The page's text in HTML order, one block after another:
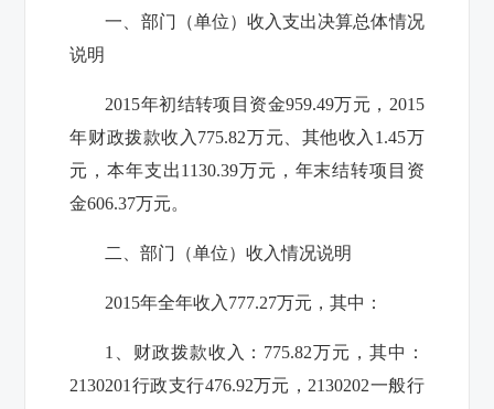
一、部门（单位）收入支出决算总体情况
说明
2015年初结转项目资金959.49万元， 2015
年财政拨款收入 775.82万元、其他收入 1.45万
元，本年支出1130.39万元，年末结转项目资
金606.37万元。
二、部门（单位）收入情况说明
2015年全年收入 777.27万元，其中：
1 、财政拨款收入： 775.82万元，其中：
2130201 行政支行476.92万元， 2130202一般行